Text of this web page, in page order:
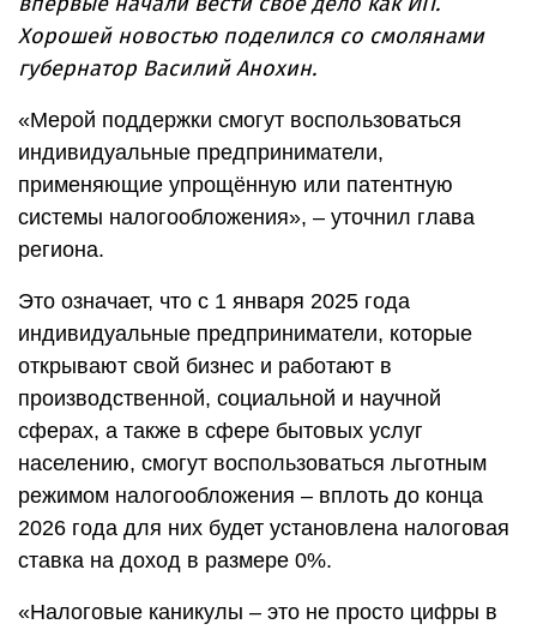
Хорошей новостью поделился со смолянами
губернатор Василий Анохин.
«Мерой поддержки смогут воспользоваться
индивидуальные предприниматели,
применяющие упрощённую или патентную
системы налогообложения», – уточнил глава
региона.
Это означает, что с 1 января 2025 года
индивидуальные предприниматели, которые
открывают свой бизнес и работают в
производственной, социальной и научной
сферах, а также в сфере бытовых услуг
населению, смогут воспользоваться льготным
режимом налогообложения – вплоть до конца
2026 года для них будет установлена налоговая
ставка на доход в размере 0%.
«Налоговые каникулы – это не просто цифры в